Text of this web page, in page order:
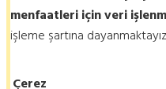
menfaatleri için veri
işleme şartına
Çerez